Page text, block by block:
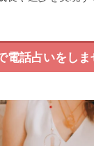
電話占いをしま